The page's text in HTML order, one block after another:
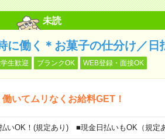
未読
に働く＊お菓子の仕分け／日
生歓迎 ブランクOK WEB登録・面接OK
いてムリなくお給料GET！
いOK！(規定あり) ■現金日払いもOK（規定あ